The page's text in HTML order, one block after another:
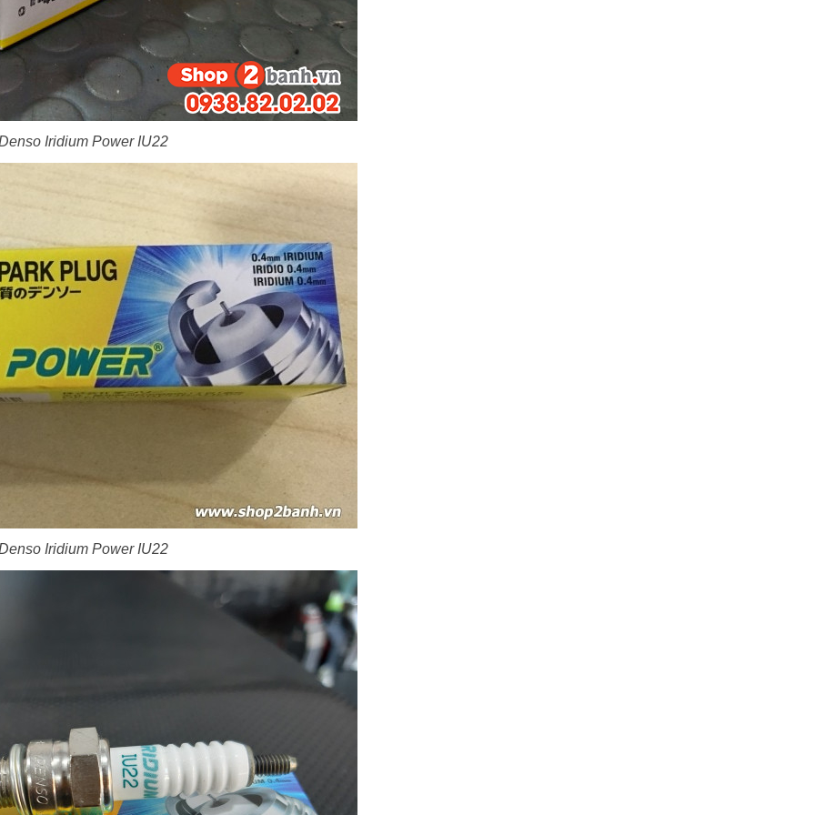
Iridium Power IU22
Iridium Power IU22